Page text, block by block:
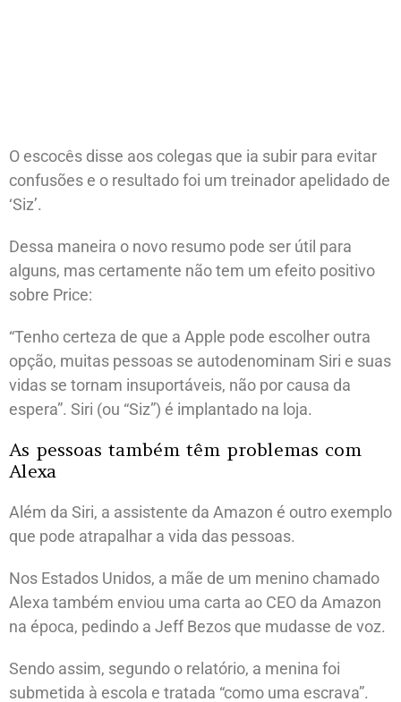
O escocês disse aos colegas que ia subir para evitar
confusões e o resultado foi um treinador apelidado de
‘Siz’.
Dessa maneira o novo resumo pode ser útil para
alguns, mas certamente não tem um efeito positivo
sobre Price:
“Tenho certeza de que a Apple pode escolher outra
opção, muitas pessoas se autodenominam Siri e suas
vidas se tornam insuportáveis, não por causa da
espera”. Siri (ou “Siz”) é implantado na loja.
As pessoas também têm problemas com
Alexa
Além da Siri, a assistente da Amazon é outro exemplo
que pode atrapalhar a vida das pessoas.
Nos Estados Unidos, a mãe de um menino chamado
Alexa também enviou uma carta ao CEO da Amazon
na época, pedindo a Jeff Bezos que mudasse de voz.
Sendo assim, segundo o relatório, a menina foi
submetida à escola e tratada “como uma escrava”.